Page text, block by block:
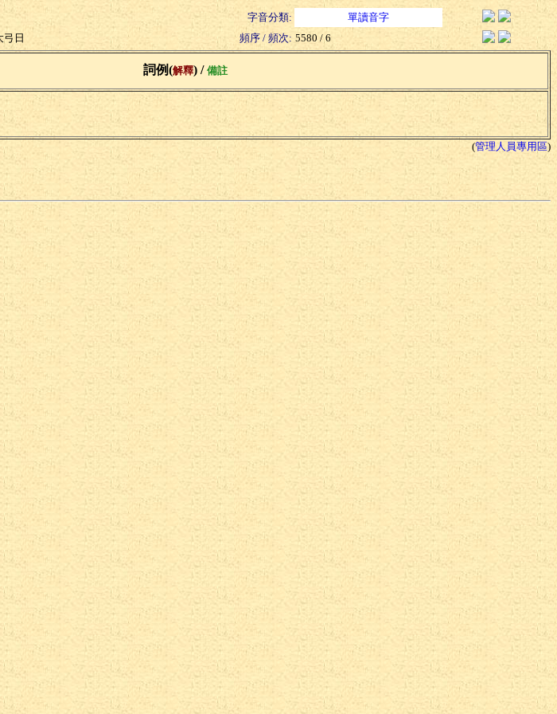
字音分類:
單讀音字
弓日 頻序 / 頻次: 5580 / 6
詞例(解釋) / 備註
(管理人員專用區)